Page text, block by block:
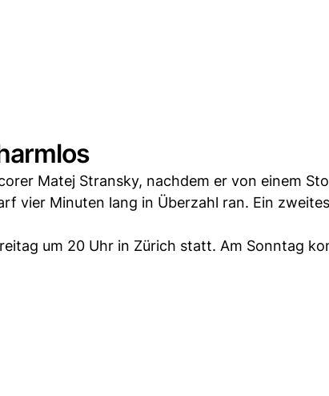
Matej Stransky, nachdem er von einem
vier Minuten lang in Überzahl ran. Ein
um 20 Uhr in Zürich statt. Am Sonntag